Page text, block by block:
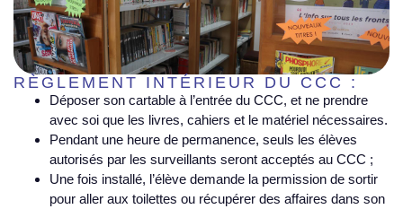
RÈGLEMENT INTÉRIEUR DU CCC :
Déposer son cartable à l’entrée du CCC, et ne prendre
avec soi que les livres, cahiers et le matériel nécessaires.
Pendant une heure de permanence, seuls les élèves
autorisés par les surveillants seront acceptés au CCC ;
Une fois installé, l’élève demande la permission de sortir
pour aller aux toilettes ou récupérer des affaires dans son